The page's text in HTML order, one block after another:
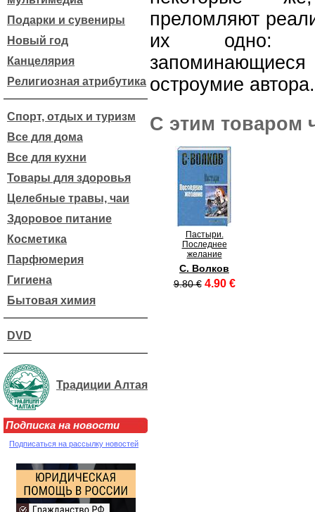
Подарки и сувениры
Новый год
Канцелярия
Религиозная атрибутика
Спорт, отдых и туризм
Все для дома
Все для кухни
Товары для здоровья
Целебные травы, чаи
Здоровое питание
Косметика
Парфюмерия
Гигиена
Бытовая химия
DVD
Традиции Алтая
Подписка на новости
Подписаться на рассылку новостей
преломляют
их одно:
остроумие автора.
С этим товаром
Пастыри.
Последнее
желание
С. Волков
9.80 € 4.90 €